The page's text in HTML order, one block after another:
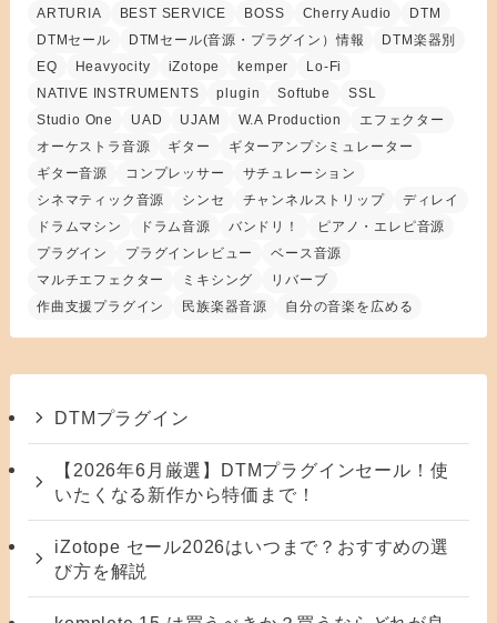
ARTURIA BEST SERVICE BOSS Cherry Audio
DTM
DTMセール
DTMセール(音源・プラグイン）情報
DTM楽器別
EQ
Heavyocity iZotope kemper
Lo-Fi
NATIVE INSTRUMENTS
plugin Softube
SSL
Studio One
UAD UJAM W.A Production
エフェクター
オーケストラ音源
ギター
ギターアンプシミュレーター
ギター音源
コンプレッサー
サチュレーション
シネマティック音源
シンセ チャンネルストリップ
ディレイ
ドラムマシン
ドラム音源 バンドリ！
ピアノ・エレピ音源
プラグイン
プラグインレビュー
ベース音源
マルチエフェクター
ミキシング
リバーブ
作曲支援プラグイン
民族楽器音源 自分の音楽を広める
DTMプラグイン
【2026年6月厳選】DTMプラグインセール！使
いたくなる新作から特価まで！
iZotope セール2026はいつまで？おすすめの選
び方を解説